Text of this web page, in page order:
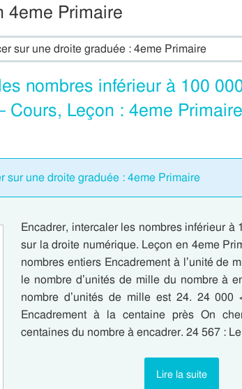
4eme Primaire
sur une droite graduée : 4eme Primaire
nombres inférieur à 100
Cours, Leçon : 4eme
sur une droite graduée : 4eme Primaire
Encadrer, intercaler les nombres inférieur à
sur la droite numérique. Leçon en 4eme
nombres entiers Encadrement à l’unité de
le nombre d’unités de mille du nombre à
nombre d’unités de mille est 24. 24
Encadrement à la centaine près On
centaines du nombre à encadrer. 24 567 :
Lire la suite